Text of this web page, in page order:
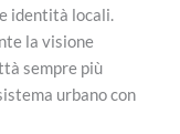
identità locali.
la visione
sempre più
urbano con